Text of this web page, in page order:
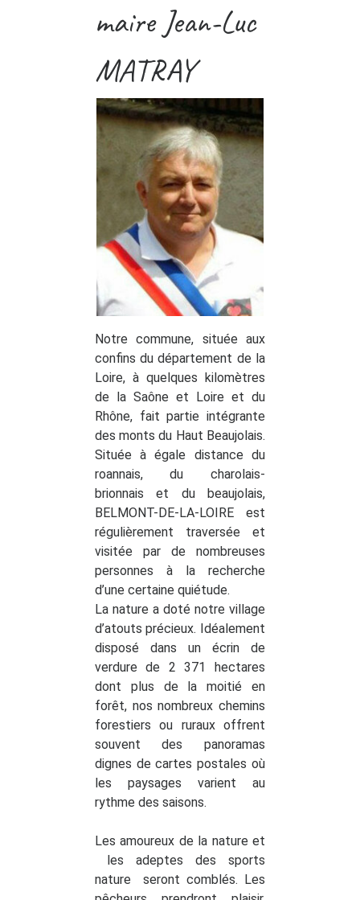
maire Jean-Luc
MATRAY
Notre commune, située aux
confins du département de la
Loire, à quelques kilomètres
de la Saône et Loire et du
Rhône, fait partie intégrante
des monts du Haut Beaujolais.
Située à égale distance du
roannais, du charolais-
brionnais et du beaujolais,
BELMONT-DE-LA-LOIRE est
régulièrement traversée et
visitée par de nombreuses
personnes à la recherche
d’une certaine quiétude.
La nature a doté notre village
d’atouts précieux. Idéalement
disposé dans un écrin de
verdure de 2 371 hectares
dont plus de la moitié en
forêt, nos nombreux chemins
forestiers ou ruraux offrent
souvent des panoramas
dignes de cartes postales où
les paysages varient au
rythme des saisons.
Les amoureux de la nature et
les adeptes des sports
nature seront comblés. Les